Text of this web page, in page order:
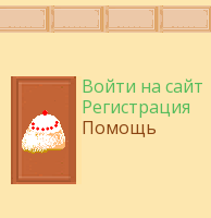
Войти на сайт
Регистрация
Помощь